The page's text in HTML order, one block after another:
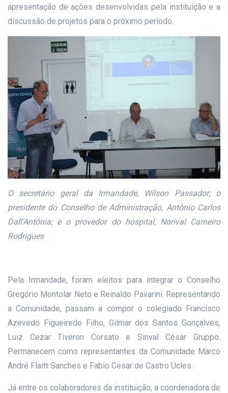
apresentação de ações desenvolvidas pela instituição e a
discussão de projetos para o próximo período.
O secretário geral da Irmandade, Wilson Passador; o
presidente do Conselho de Administração, Antônio Carlos
Dall'Antônia; e o provedor do hospital, Norival Carneiro
Rodrigues
Pela Irmandade, foram eleitos para integrar o Conselho
Gregório Montolar Neto e Reinaldo Pavarini. Representando
a Comunidade, passam a compor o colegiado Francisco
Azevedo Figueiredo Filho, Gilmar dos Santos Gonçalves,
Luiz Cezar Tiveron Corsato e Sinval César Gruppo.
Permanecem como representantes da Comunidade Marco
André Flaitt Sanches e Fabio Cesar de Castro Ucles.
Já entre os colaboradores da instituição, a coordenadora de